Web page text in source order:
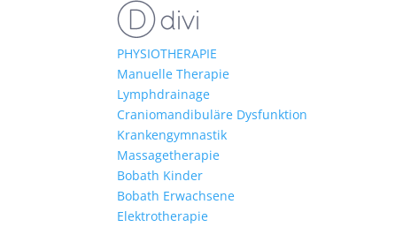
PHYSIOTHERAPIE
Manuelle Therapie
Lymphdrainage
Craniomandibuläre Dysfunktion
Krankengymnastik
Massagetherapie
Bobath Kinder
Bobath Erwachsene
Elektrotherapie